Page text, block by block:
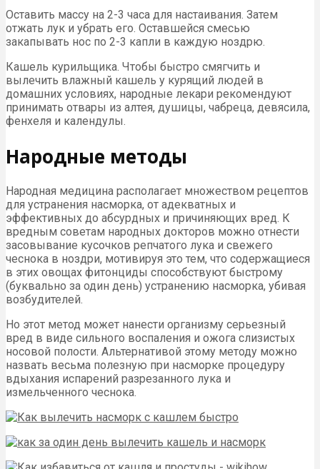
Оставить массу на 2-3 часа для настаивания. Затем
отжать лук и убрать его. Оставшейся смесью
закапывать нос по 2-3 капли в каждую ноздрю.
Кашель курильщика. Чтобы быстро смягчить и
вылечить влажный кашель у курящий людей в
домашних условиях, народные лекари рекомендуют
принимать отвары из алтея, душицы, чабреца, девясила,
фенхеля и календулы.
Народные методы
Народная медицина располагает множеством рецептов
для устранения насморка, от адекватных и
эффективных до абсурдных и причиняющих вред. К
вредным советам народных докторов можно отнести
засовывание кусочков репчатого лука и свежего
чеснока в ноздри, мотивируя это тем, что содержащиеся
в этих овощах фитонциды способствуют быстрому
(буквально за один день) устранению насморка, убивая
возбудителей.
Но этот метод может нанести организму серьезный
вред в виде сильного воспаления и ожога слизистых
носовой полости. Альтернативой этому методу можно
назвать весьма полезную при насморке процедуру
вдыхания испарений разрезанного лука и
измельченного чеснока.